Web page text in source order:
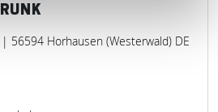
| 56594 Horhausen (Westerwald) DE